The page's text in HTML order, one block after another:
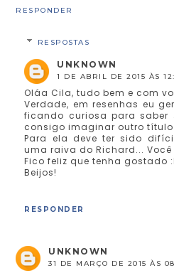
RESPONDER
RESPOSTAS
UNKNOWN
1 DE ABRIL DE 2015 ÀS
Oláa Cila, tudo bem e com
Verdade, em resenhas eu
ficando curiosa para saber
consigo imaginar outro título
Para ela deve ter sido
uma raiva do Richard...
Fico feliz que tenha gostado
Beijos!
RESPONDER
UNKNOWN
31 DE MARÇO DE 2015 ÀS